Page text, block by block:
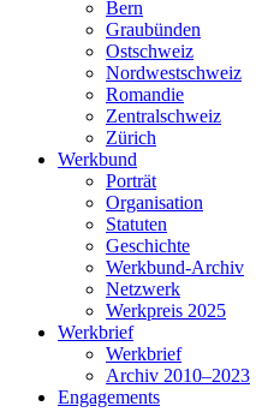
Bern
Graubünden
Ostschweiz
Nordwestschweiz
Romandie
Zentralschweiz
Zürich
Werkbund
Porträt
Organisation
Statuten
Geschichte
Werkbund-Archiv
Netzwerk
Werkpreis 2025
Werkbrief
Werkbrief
Archiv 2010–2023
Engagements